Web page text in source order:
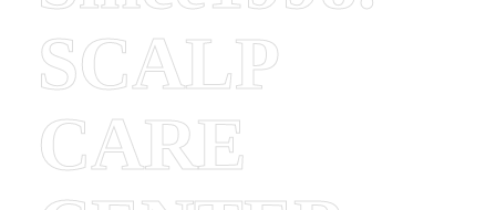
SCALP
CARE